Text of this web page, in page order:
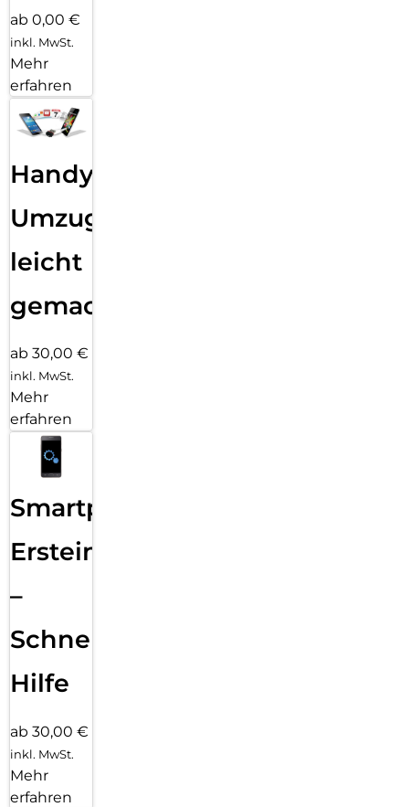
ab 0,00 €
inkl. MwSt.
Mehr
erfahren
Handy
Umzug
leicht
gemacht!
ab 30,00 €
inkl. MwSt.
Mehr
erfahren
Smartphone
Ersteinrichtung
–
Schnelle
Hilfe
ab 30,00 €
inkl. MwSt.
Mehr
erfahren